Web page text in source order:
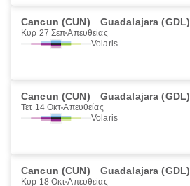
Cancun (CUN) Guadalajara (GDL)
Κυρ 27 Σεπ Απευθείας
Volaris
Cancun (CUN) Guadalajara (GDL)
Τετ 14 Οκτ Απευθείας
Volaris
Cancun (CUN) Guadalajara (GDL)
Κυρ 18 Οκτ Απευθείας